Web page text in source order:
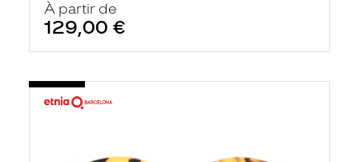
À partir de
129,00 €